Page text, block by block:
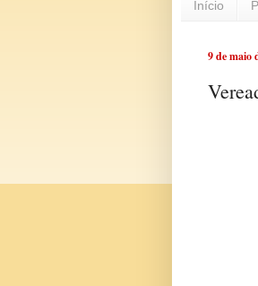
Início
9 de maio